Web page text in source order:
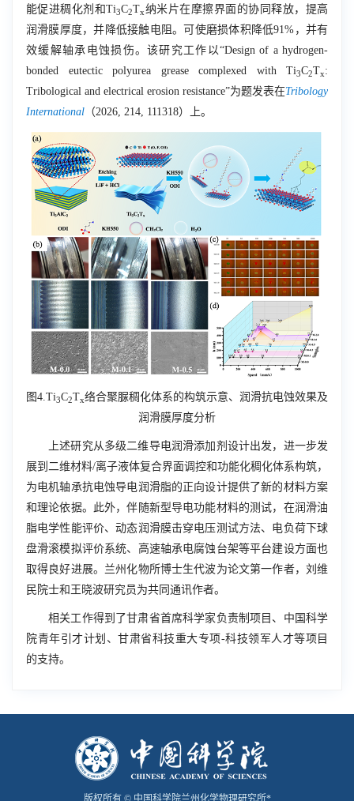
能促进稠化剂和Ti3C2Tx纳米片在摩擦界面的协同释放，提高
润滑膜厚度，并降低接触电阻。可使磨损体积降低91% ，并有
效缓解轴承电蚀损伤。该研究工作以“Design of a hydrogen-
bonded eutectic polyurea grease complexed with Ti3C2Tx:
Tribological and electrical erosion resistance”为题发表在Tribology
International （2026, 214, 111318）上。
图4.Ti3C2Tx络合聚脲稠化体系的构筑示意、润滑抗电蚀效果及
润滑膜厚度分析
上述研究从多级二维导电润滑添加剂设计出发，进一步发
展到二维材料/离子液体复合界面调控和功能化稠化体系构筑，
为电机轴承抗电蚀导电润滑脂的正向设计提供了新的材料方案
和理论依据。此外，伴随新型导电功能材料的测试，在润滑油
脂电学性能评价、动态润滑膜击穿电压测试方法、电负荷下球
盘滑滚模拟评价系统、高速轴承电腐蚀台架等平台建设方面也
取得良好进展。兰州化物所博士生代波为论文第一作者，刘维
民院士和王晓波研究员为共同通讯作者。
相关工作得到了甘肃省首席科学家负责制项目、中国科学
院青年引才计划、甘肃省科技重大专项-科技领军人才等项目
的支持。